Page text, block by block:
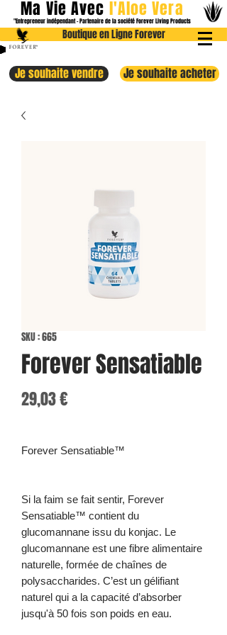
Ma Vie Avec l'AloeVera
"Entrepreneur indépendant - Partenaire de la société Forever Living Products
Boutique en Ligne Forever
Je souhaite vendre Je souhaite acheter
SKU : 665
Forever Sensatiable
29,03 €Prix
Forever Sensatiable™
Si la faim se fait sentir, Forever
Sensatiable™ contient du
glucomannane issu du konjac. Le
glucomannane est une fibre alimentaire
naturelle, formée de chaînes de
polysaccharides. C’est un gélifiant
naturel qui a la capacité d’absorber
jusqu'à 50 fois son poids en eau.